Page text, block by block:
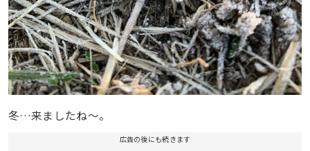
冬…来ましたね〜。
広告の後にも続きます